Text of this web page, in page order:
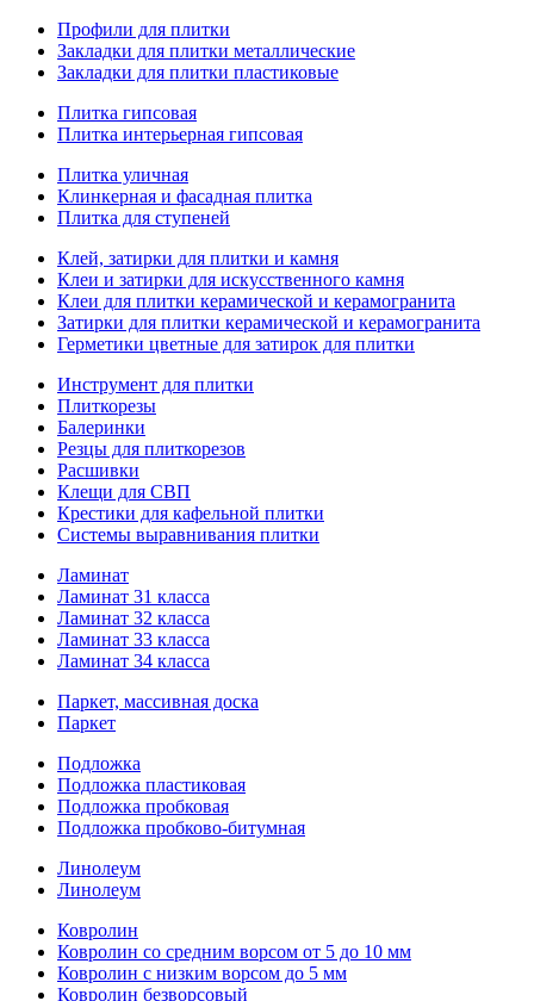
Профили для плитки
Закладки для плитки металлические
Закладки для плитки пластиковые
Плитка гипсовая
Плитка интерьерная гипсовая
Плитка уличная
Клинкерная и фасадная плитка
Плитка для ступеней
Клей, затирки для плитки и камня
Клеи и затирки для искусственного камня
Клеи для плитки керамической и керамогранита
Затирки для плитки керамической и керамогранита
Герметики цветные для затирок для плитки
Инструмент для плитки
Плиткорезы
Балеринки
Резцы для плиткорезов
Расшивки
Клещи для СВП
Крестики для кафельной плитки
Системы выравнивания плитки
Ламинат
Ламинат 31 класса
Ламинат 32 класса
Ламинат 33 класса
Ламинат 34 класса
Паркет, массивная доска
Паркет
Подложка
Подложка пластиковая
Подложка пробковая
Подложка пробково-битумная
Линолеум
Линолеум
Ковролин
Ковролин со средним ворсом от 5 до 10 мм
Ковролин с низким ворсом до 5 мм
Ковролин безворсовый